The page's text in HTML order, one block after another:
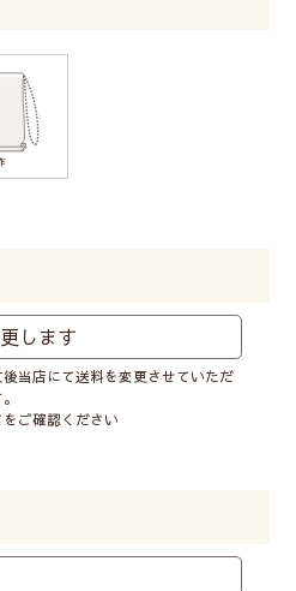
当店にて送料を変更させていただ
ご確認ください